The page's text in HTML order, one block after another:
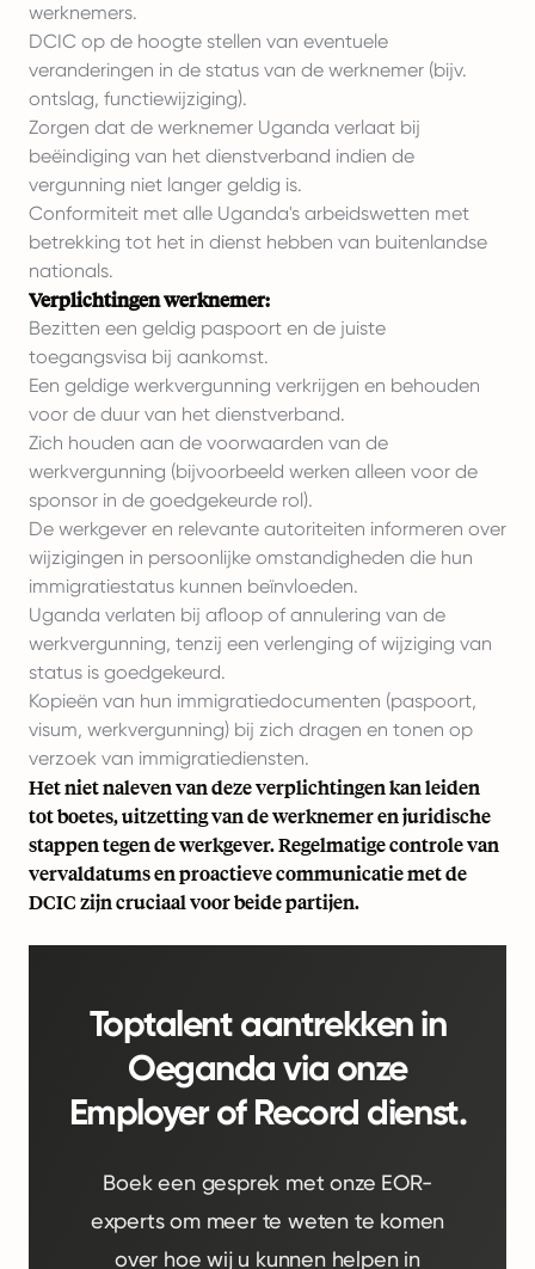
werknemers.
DCIC op de hoogte stellen van eventuele
veranderingen in de status van de werknemer (bijv.
ontslag, functiewijziging).
Zorgen dat de werknemer Uganda verlaat bij
beëindiging van het dienstverband indien de
vergunning niet langer geldig is.
Conformiteit met alle Uganda's arbeidswetten met
betrekking tot het in dienst hebben van buitenlandse
nationals.
Verplichtingen werknemer:
Bezitten een geldig paspoort en de juiste
toegangsvisa bij aankomst.
Een geldige werkvergunning verkrijgen en behouden
voor de duur van het dienstverband.
Zich houden aan de voorwaarden van de
werkvergunning (bijvoorbeeld werken alleen voor de
sponsor in de goedgekeurde rol).
De werkgever en relevante autoriteiten informeren over
wijzigingen in persoonlijke omstandigheden die hun
immigratiestatus kunnen beïnvloeden.
Uganda verlaten bij afloop of annulering van de
werkvergunning, tenzij een verlenging of wijziging van
status is goedgekeurd.
Kopieën van hun immigratiedocumenten (paspoort,
visum, werkvergunning) bij zich dragen en tonen op
verzoek van immigratiediensten.
Het niet naleven van deze verplichtingen kan leiden
tot boetes, uitzetting van de werknemer en juridische
stappen tegen de werkgever. Regelmatige controle van
vervaldatums en proactieve communicatie met de
DCIC zijn cruciaal voor beide partijen.
Toptalent aantrekken in
Oeganda via onze
Employer of Record dienst.
Boek een gesprek met onze EOR-
experts om meer te weten te komen
over hoe wij u kunnen helpen in